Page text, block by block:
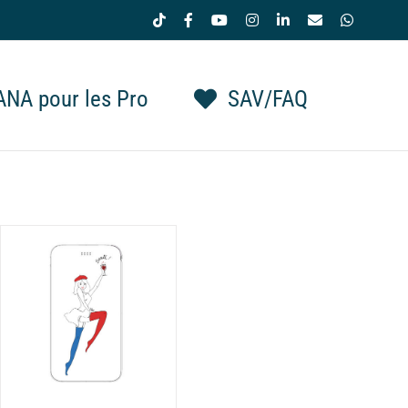
Tiktok FacebookYouTubeInstagramLinkedIn
Email
pour les Pro SAV/FAQ